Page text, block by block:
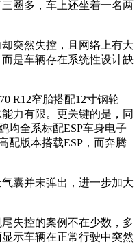
圈多，车上还坐着一名两
突然失控，且网络上有大
是车辆存在系统性设计缺
R12窄胎搭配12寸钢轮
力有限。更关键的是，同
均全系标配ESP车身电子
配版本搭载ESP，而奔腾
囊并未弹出，进一步加大
失控的案例不在少数，多
示车辆在正常行驶中突然